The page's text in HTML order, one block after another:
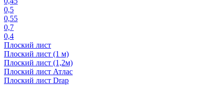
0,5
0,55
0,7
0,4
Плоский лист
Плоский лист (1 м)
Плоский лист (1,2м)
Плоский лист Атлас
Плоский лист Drap